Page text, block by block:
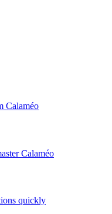
Calaméo
Calaméo
quickly